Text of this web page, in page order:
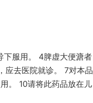
下服用。 4脾虚大便溏者
应去医院就诊。 7对本品
。 10请将此药品放在儿